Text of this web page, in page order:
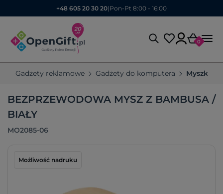
+48 605 20 30 20| Pon-Pt 8:00 - 16:00
0
Gadżety reklamowe Gadżety do komputera Myszki
BEZPRZEWODOWA MYSZ Z BAMBUSA /
BIAŁY
MO2085-06
Możliwość nadruku